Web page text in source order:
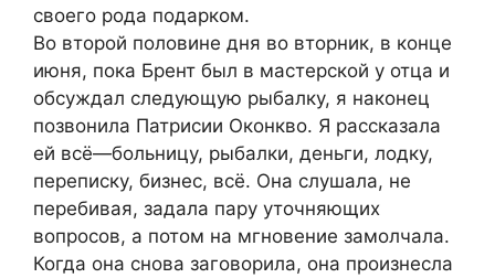
своего рода подарком.
Во второй половине дня во вторник, в конце
июня, пока Брент был в мастерской у отца и
обсуждал следующую рыбалку, я наконец
позвонила Патрисии Оконкво. Я рассказала
ей всё—больницу, рыбалки, деньги, лодку,
переписку, бизнес, всё. Она слушала, не
перебивая, задала пару уточняющих
вопросов, а потом на мгновение замолчала.
Когда она снова заговорила, она произнесла